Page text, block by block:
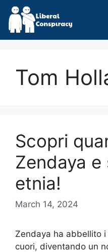
Skip
content
Tom
Scopri
Zendaya e
etnia!
March 14, 2024
Zendaya ha abbellito
cuori, diventando un